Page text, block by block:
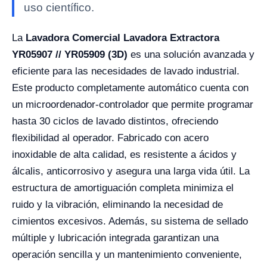
uso científico.
La Lavadora Comercial Lavadora Extractora
YR05907 // YR05909 (3D) es una solución avanzada y
eficiente para las necesidades de lavado industrial.
Este producto completamente automático cuenta con
un microordenador-controlador que permite programar
hasta 30 ciclos de lavado distintos, ofreciendo
flexibilidad al operador. Fabricado con acero
inoxidable de alta calidad, es resistente a ácidos y
álcalis, anticorrosivo y asegura una larga vida útil. La
estructura de amortiguación completa minimiza el
ruido y la vibración, eliminando la necesidad de
cimientos excesivos. Además, su sistema de sellado
múltiple y lubricación integrada garantizan una
operación sencilla y un mantenimiento conveniente,